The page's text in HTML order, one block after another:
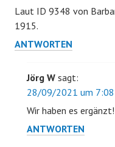
Laut ID 9348 von
1915.
ANTWORTEN
Jörg W sagt:
28/09/2021 um 7:08
Wir haben es ergänzt!
ANTWORTEN